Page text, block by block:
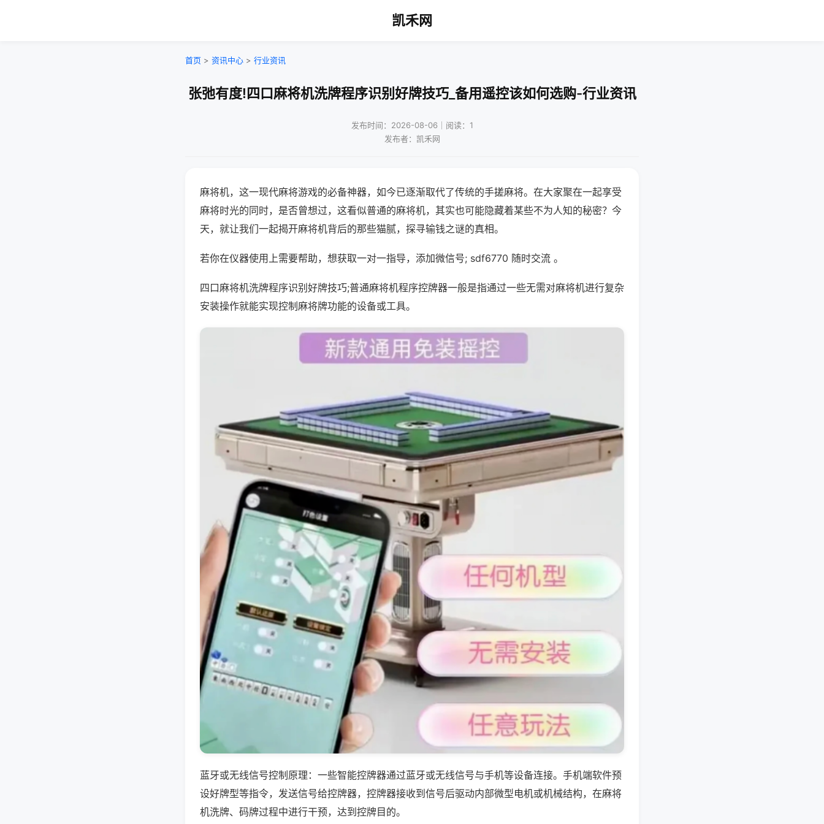
凯禾网
首页 > 资讯中心 > 行业资讯
张弛有度!四口麻将机洗牌程序识别好牌技巧_备用遥控该如何选购-行业资讯
发布时间：2026-08-06｜阅读：1
发布者：凯禾网
麻将机，这一现代麻将游戏的必备神器，如今已逐渐取代了传统的手搓麻将。在大家聚在一起享受
麻将时光的同时，是否曾想过，这看似普通的麻将机，其实也可能隐藏着某些不为人知的秘密？今
天，就让我们一起揭开麻将机背后的那些猫腻，探寻输钱之谜的真相。
若你在仪器使用上需要帮助，想获取一对一指导，添加微信号; sdf6770 随时交流 。
四口麻将机洗牌程序识别好牌技巧;普通麻将机程序控牌器一般是指通过一些无需对麻将机进行复杂
安装操作就能实现控制麻将牌功能的设备或工具。
蓝牙或无线信号控制原理：一些智能控牌器通过蓝牙或无线信号与手机等设备连接。手机端软件预
设好牌型等指令，发送信号给控牌器，控牌器接收到信号后驱动内部微型电机或机械结构，在麻将
机洗牌、码牌过程中进行干预，达到控牌目的。